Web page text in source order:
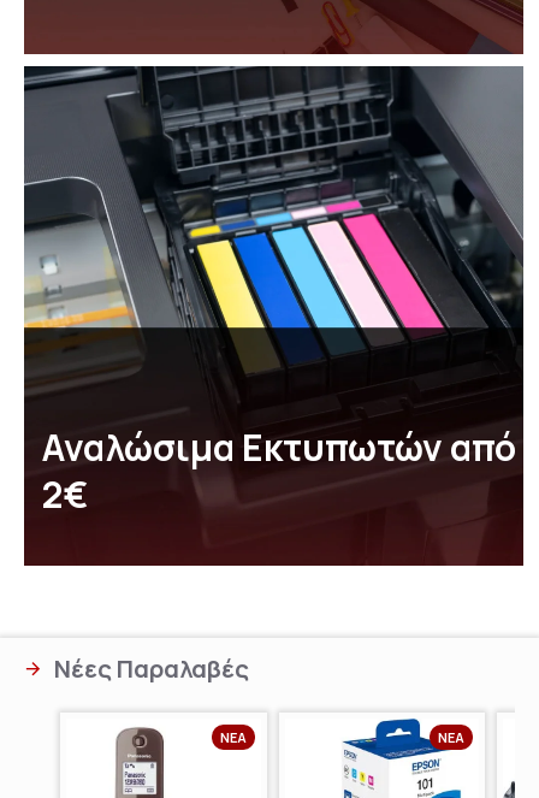
Αναλώσιμα Εκτυπωτών από
2€
Νέες Παραλαβές
ΝΈΑ ΝΈΑ